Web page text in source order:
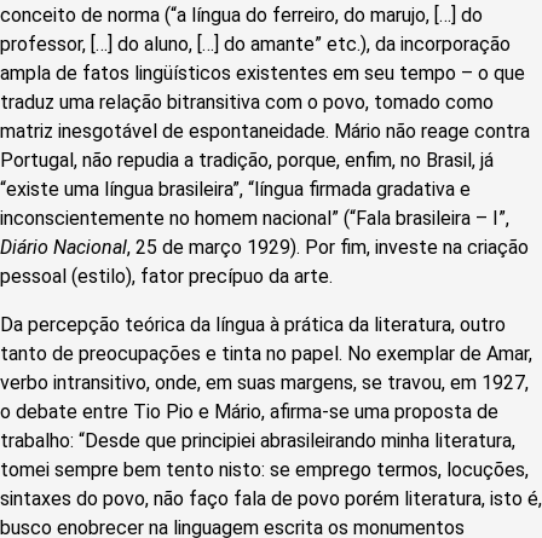
conceito de norma (“a língua do ferreiro, do marujo, […] do
professor, […] do aluno, […] do amante” etc.), da incorporação
ampla de fatos lingüísticos existentes em seu tempo – o que
traduz uma relação bitransitiva com o povo, tomado como
matriz inesgotável de espontaneidade. Mário não reage contra
Portugal, não repudia a tradição, porque, enfim, no Brasil, já
“existe uma língua brasileira”, “língua firmada gradativa e
inconscientemente no homem nacional” (“Fala brasileira – I”,
Diário Nacional, 25 de março 1929). Por fim, investe na criação
pessoal (estilo), fator precípuo da arte.
Da percepção teórica da língua à prática da literatura, outro
tanto de preocupações e tinta no papel. No exemplar de Amar,
verbo intransitivo, onde, em suas margens, se travou, em 1927,
o debate entre Tio Pio e Mário, afirma-se uma proposta de
trabalho: “Desde que principiei abrasileirando minha literatura,
tomei sempre bem tento nisto: se emprego termos, locuções,
sintaxes do povo, não faço fala de povo porém literatura, isto é,
busco enobrecer na linguagem escrita os monumentos